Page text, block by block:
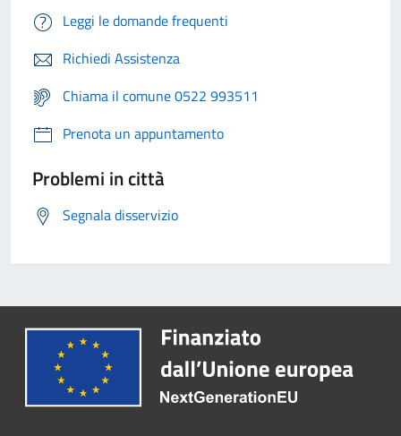
Leggi le domande frequenti
Richiedi Assistenza
Chiama il comune 0522 993511
Prenota un appuntamento
Problemi in città
Segnala disservizio